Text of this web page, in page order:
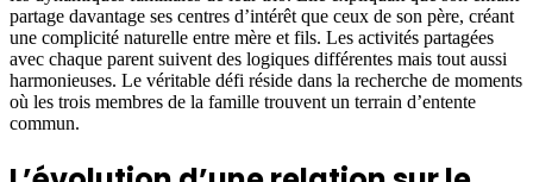
partage davantage ses centres d’intérêt que ceux de son père, créant
une complicité naturelle entre mère et fils. Les activités partagées
avec chaque parent suivent des logiques différentes mais tout aussi
harmonieuses. Le véritable défi réside dans la recherche de moments
où les trois membres de la famille trouvent un terrain d’entente
commun.